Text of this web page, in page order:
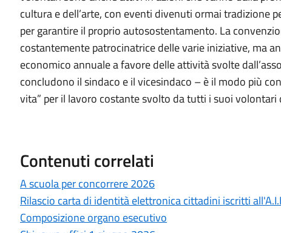
cultura e dell’arte, con eventi divenuti ormai tradizione
per garantire il proprio autosostentamento. La
costantemente patrocinatrice delle varie iniziative, ma
economico annuale a favore delle attività svolte
concludono il sindaco e il vicesindaco – è il modo più
vita” per il lavoro costante svolto da tutti i suoi volontari
Contenuti correlati
A scuola per concorrere 2026
Rilascio carta di identità elettronica cittadini iscritti
Composizione organo esecutivo